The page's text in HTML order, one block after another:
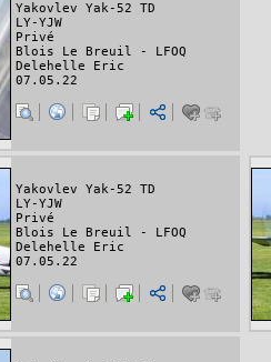
Yakovlev Yak-52 TD
LY-YJW
Privé
Blois Le Breuil - LFOQ
Delehelle Eric
07.05.22
Yakovlev Yak-52 TD
LY-YJW
Privé
Blois Le Breuil - LFOQ
Delehelle Eric
07.05.22